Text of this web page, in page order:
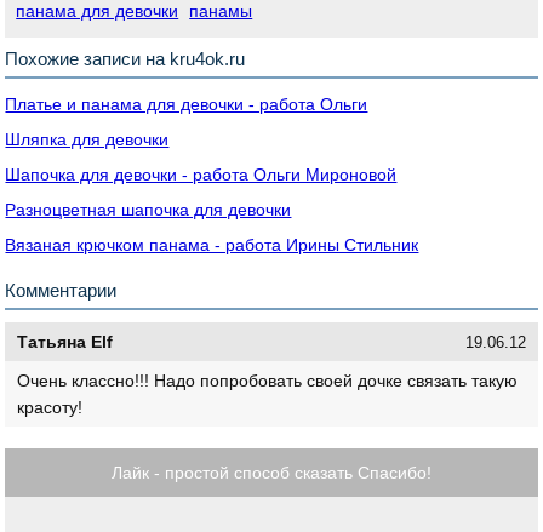
панама для девочки
панамы
Похожие записи на kru4ok.ru
Платье и панама для девочки - работа Ольги
Шляпка для девочки
Шапочка для девочки - работа Ольги Мироновой
Разноцветная шапочка для девочки
Вязаная крючком панама - работа Ирины Стильник
Комментарии
Татьяна Elf 19.06.12
Очень классно!!! Надо попробовать своей дочке связать такую
красоту!
Лайк - простой способ сказать Спасибо!